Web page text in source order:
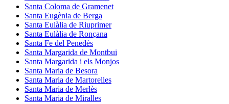
Santa Coloma de Gramenet
Santa Eugènia de Berga
Santa Eulàlia de Riuprimer
Santa Eulàlia de Ronçana
Santa Fe del Penedès
Santa Margarida de Montbui
Santa Margarida i els Monjos
Santa Maria de Besora
Santa Maria de Martorelles
Santa Maria de Merlès
Santa Maria de Miralles